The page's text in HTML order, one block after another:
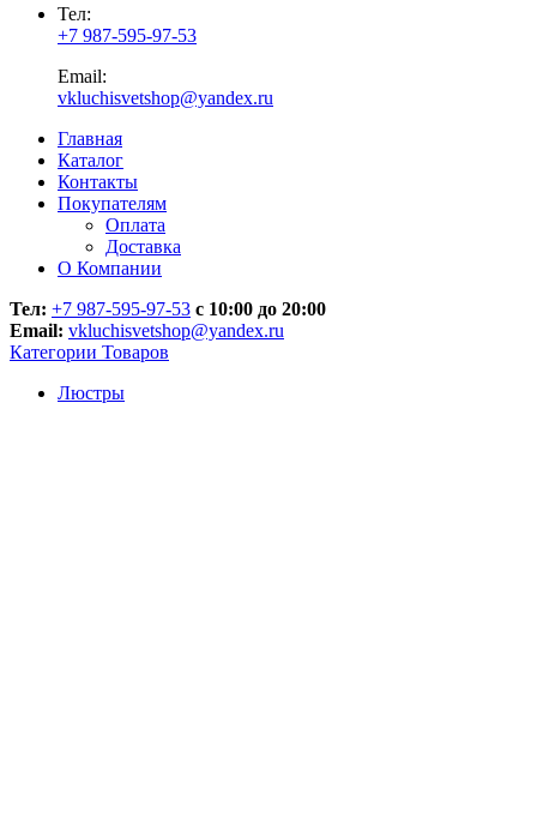
Тел:
+7 987-595-97-53
Email:
vkluchisvetshop@yandex.ru
Главная
Каталог
Контакты
Покупателям
Оплата
Доставка
О Компании
Тел: +7 987-595-97-53 с 10:00 до 20:00
Email: vkluchisvetshop@yandex.ru
Категории Товаров
Люстры